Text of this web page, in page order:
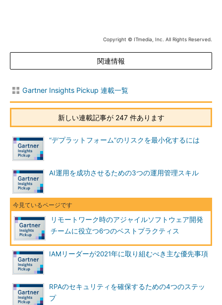
こうしたネガティブな状況は、必要な準備やトレーニング、イ
原因だ。
リモートアジャイルソフトウェアチームは、次の課題に取り組
む必要がある。
この厄介な傾向をどう解決するか
完全なリモートのアジャイルチームをどうサポートするか
つなげるにはどうすればいいのか
生産的なリモートワーク環境の構築
効果的かつ効率的なリモートワークチームを作るための、6つ
のベストプラクティスがある。それは次の通りだ。
状況をレビューする
チームとしてエンゲージメントを保つ
勢いを維持する
オープンさを促進する
テクノロジーを活用する
Copyright © ITmedia, Inc. All Rights Reserved.
関連情報
Gartner Insights Pickup 連載一覧
新しい連載記事が 247 件あります
“デプラットフォーム”のリスクを最小化するには
AI運用を成功させるための3つの運用管理スキル
リモートワーク時のアジャイルソフトウェア開発
チームに役立つ6つのベストプラクティス
IAMリーダーが2021年に取り組むべき主な優先事項
RPAのセキュリティを確保するための4つのステッ
プ